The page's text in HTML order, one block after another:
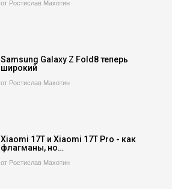
от Ростислав Махотин
Samsung Galaxy Z Fold8 теперь
широкий
от Ростислав Махотин
Xiaomi 17T и Xiaomi 17T Pro - как
флагманы, но…
от Ростислав Махотин